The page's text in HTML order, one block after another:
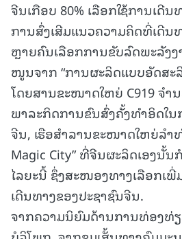
ຈີນເກືອບ 80% ເລືອກໃຊ້ການເດີ
ການສົ່ງເສີມແນວຄວາມຄິດທີ່ເດີນ
ຫຼາຍຄົນເລືອກການຂັບລົດພະລັງ
ໜູນຈາກ “ການຜະລິດແບບອັດສະ
ໂດຍສານຂະໜາດໃຫຍ່ C919 ຈຳ
ພາລະກິດການຂົນສົ່ງຄັ້ງທຳອິດໃ
ຈີນ, ເຮືອສຳລານຂະໜາດໃຫຍ່ລຳ
Magic City” ທີ່ຈີນຜະລິດເອງນັ້
ໄລຍະນີ້ ຊຶ່ງສະໜອງທາງເລືອກເ
ເດີນທາງຂອງປະຊາຊົນຈີນ.
ຈາກຄວາມນິຍົມດ້ານການທ່ອງທ່